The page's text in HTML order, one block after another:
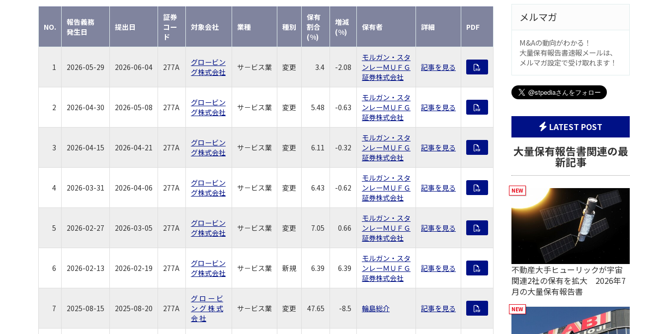
NO.
報告義務
発生日
提出日
証券
コー
ド
対象会社 業種 種別
保有
割合
(%)
増減
(%)
保有者 詳細 PDF
1 2026-05-29 2026-06-04 277A
グロービン
グ株式会社
サ－ビス業 変更 3.4 -2.08
モルガン・スタ
ンレーＭＵＦＧ
証券株式会社
記事を見る
2 2026-04-30 2026-05-08 277A
グロービン
グ株式会社
サ－ビス業 変更 5.48 -0.63
モルガン・スタ
ンレーＭＵＦＧ
証券株式会社
記事を見る
3 2026-04-15 2026-04-21 277A
グロービン
グ株式会社
サ－ビス業 変更 6.11 -0.32
モルガン・スタ
ンレーＭＵＦＧ
証券株式会社
記事を見る
4 2026-03-31 2026-04-06 277A
グロービン
グ株式会社
サ－ビス業 変更 6.43 -0.62
モルガン・スタ
ンレーＭＵＦＧ
証券株式会社
記事を見る
5 2026-02-27 2026-03-05 277A
グロービン
グ株式会社
サ－ビス業 変更 7.05 0.66
モルガン・スタ
ンレーＭＵＦＧ
証券株式会社
記事を見る
6 2026-02-13 2026-02-19 277A
グロービン
グ株式会社
サ－ビス業 新規 6.39 6.39
モルガン・スタ
ンレーＭＵＦＧ
証券株式会社
記事を見る
7 2025-08-15 2025-08-20 277A
グ ロ ー ビ
ン グ 株 式
会 社
サ－ビス業 変更 47.65 -8.5 輪島総介 記事を見る
メルマガ
M&Aの動向がわかる！
大量保有報告書速報メールは、
メルマガ設定で受け取れます！
LATEST POST
大量保有報告書関連の最
新記事
不動産大手ヒューリックが宇宙
関連2社の保有を拡大 2026年7
月の大量保有報告書